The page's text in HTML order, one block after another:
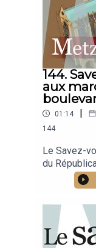
144.
aux
01:14 |
144
Le Savez-
du
ce que
par Jean-